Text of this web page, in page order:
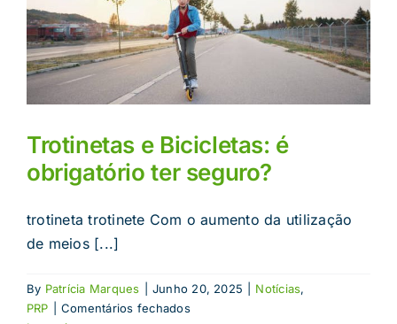
Trotinetas e Bicicletas: é
obrigatório ter seguro?
trotineta trotinete Com o aumento da utilização
de meios [...]
By Patrícia Marques Junho 20, 2025 Notícias,
PRP
Comentários fechadosem